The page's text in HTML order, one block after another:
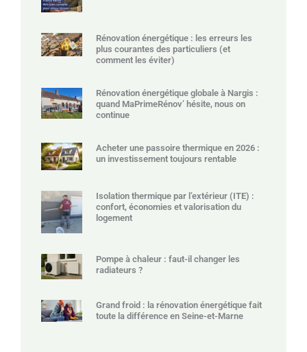
Rénovation énergétique : les erreurs les
plus courantes des particuliers (et
comment les éviter)
Rénovation énergétique globale à Nargis :
quand MaPrimeRénov’ hésite, nous on
continue
Acheter une passoire thermique en 2026 :
un investissement toujours rentable
Isolation thermique par l’extérieur (ITE) :
confort, économies et valorisation du
logement
Pompe à chaleur : faut-il changer les
radiateurs ?
Grand froid : la rénovation énergétique fait
toute la différence en Seine-et-Marne